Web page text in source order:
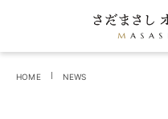
HOME NEWS